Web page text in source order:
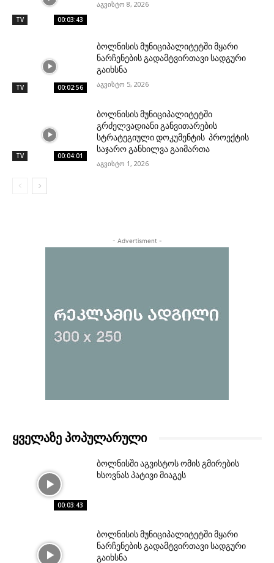
TV 00:03:43
აგვისტო 8, 2026
TV 00:02:56
ბოლნისის მუნიციპალიტეტში მყარი
ნარჩენების გადამტვირთავი სადგური
გაიხსნა
აგვისტო 5, 2026
TV 00:04:01
ბოლნისის მუნიციპალიტეტში
გრძელვადიანი განვითარების
სტრატეგიული დოკუმენტის პროექტის
საჯარო განხილვა გაიმართა
აგვისტო 1, 2026
- Advertisment -
ᲧᲕᲔᲚᲐᲖᲔ ᲞᲝᲞᲣᲚᲐᲠᲣᲚᲘ
00:03:43
ბოლნისში აგვისტოს ომის გმირების
ხსოვნას პატივი მიაგეს
ბოლნისის მუნიციპალიტეტში მყარი
ნარჩენების გადამტვირთავი სადგური
გაიხსნა